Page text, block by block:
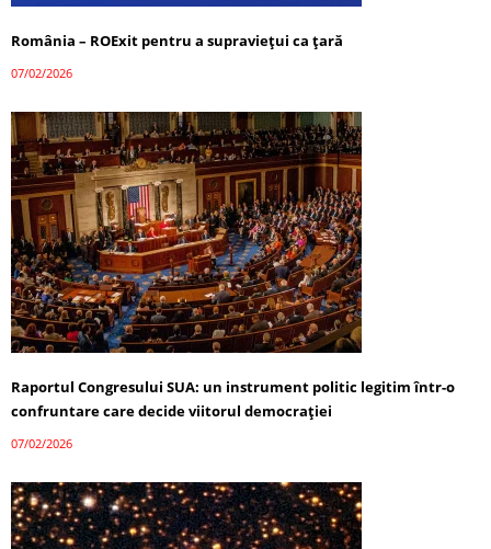
România – ROExit pentru a supraviețui ca țară
07/02/2026
Raportul Congresului SUA: un instrument politic legitim într-o
confruntare care decide viitorul democrației
07/02/2026